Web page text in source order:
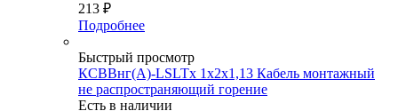
213 ₽
Подробнее
Быстрый просмотр
КСВВнг(А)-LSLTx 1х2х1,13 Кабель монтажный
не распространяющий горение
Есть в наличии